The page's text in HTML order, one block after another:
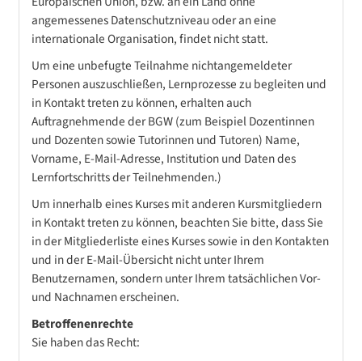
angemessenes Datenschutzniveau oder an eine
internationale Organisation, findet nicht statt.
Um eine unbefugte Teilnahme nichtangemeldeter
Personen auszuschließen, Lernprozesse zu begleiten und
in Kontakt treten zu können, erhalten auch
Auftragnehmende der BGW (zum Beispiel Dozentinnen
und Dozenten sowie Tutorinnen und Tutoren) Name,
Vorname, E-Mail-Adresse, Institution und Daten des
Lernfortschritts der Teilnehmenden.)
Um innerhalb eines Kurses mit anderen Kursmitgliedern
in Kontakt treten zu können, beachten Sie bitte, dass Sie
in der Mitgliederliste eines Kurses sowie in den Kontakten
und in der E-Mail-Übersicht nicht unter Ihrem
Benutzernamen, sondern unter Ihrem tatsächlichen Vor-
und Nachnamen erscheinen.
Betroffenenrechte
Sie haben das Recht: